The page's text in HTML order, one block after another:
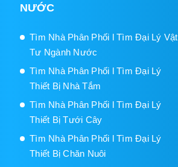
NƯỚC
Tìm Nhà Phân Phối l Tìm Đại Lý Vật
Tư Ngành Nước
Tìm Nhà Phân Phối l Tìm Đại Lý
Thiết Bị Nhà Tắm
Tìm Nhà Phân Phối l Tìm Đại Lý
Thiết Bị Tưới Cây
Tìm Nhà Phân Phối l Tìm Đại Lý
Thiết Bị Chăn Nuôi